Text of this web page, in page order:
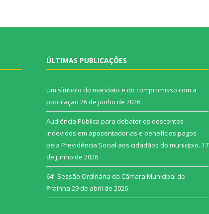
ÚLTIMAS PUBLICAÇÕES
Um símbolo do mandato e do compromisso com a
população 26 de junho de 2026
Audiência Pública para debater os descontos
indevidos em aposentadorias e benefícios pagos
pela Previdência Social aos cidadãos do município. 17
de junho de 2026
64ª Sessão Ordinária da Câmara Municipal de
Prainha 29 de abril de 2026